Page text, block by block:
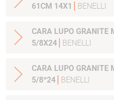
61CM 14X1
BENELLI
CARA LUPO GRANITE
5/8X24
BENELLI
CARA LUPO GRANITE
5/8*24
BENELLI